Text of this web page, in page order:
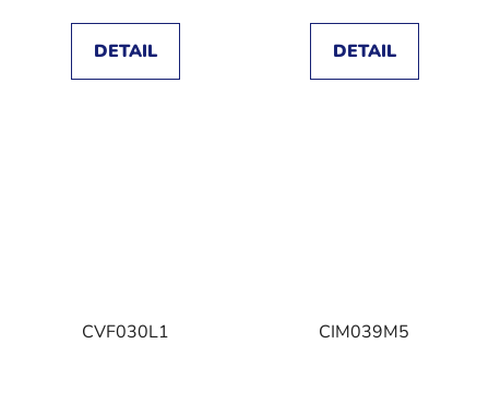
DETAIL DETAIL
CVF030L1 CIM039M5